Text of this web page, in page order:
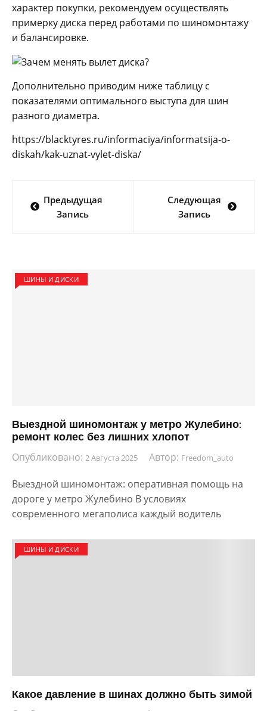
характер покупки, рекомендуем осуществлять
примерку диска перед работами по шиномонтажу
и балансировке.
Дополнительно приводим ниже таблицу с
показателями оптимального выступа для шин
разного диаметра.
https://blacktyres.ru/informaciya/informatsija-o-
diskah/kak-uznat-vylet-diska/
по
Предыдущая
Запись
Следующая
Запись
ШИНЫ И ДИСКИ
Выездной шиномонтаж у метро Жулебино:
ремонт колес без лишних хлопот
Опубликовано: 2 Августа 2025 Автор: Freedom_auto
Выездной шиномонтаж: оперативная помощь на
дороге у метро Жулебино В условиях
современного мегаполиса каждый водитель
ШИНЫ И ДИСКИ
Какое давление в шинах должно быть зимой